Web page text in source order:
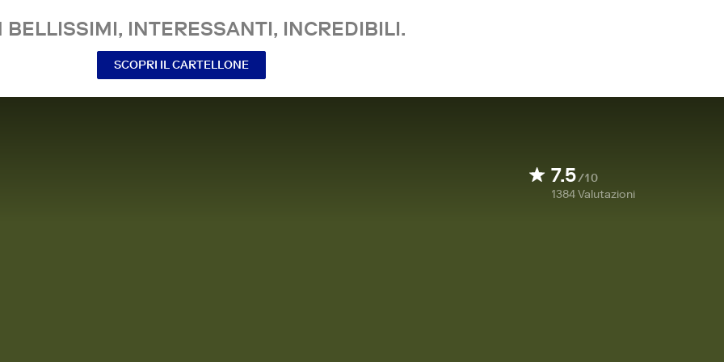
BELLISSIMI, INTERESSANTI, INCREDIBILI.
SCOPRI IL CARTELLONE
7.5/10
1384Valutazioni